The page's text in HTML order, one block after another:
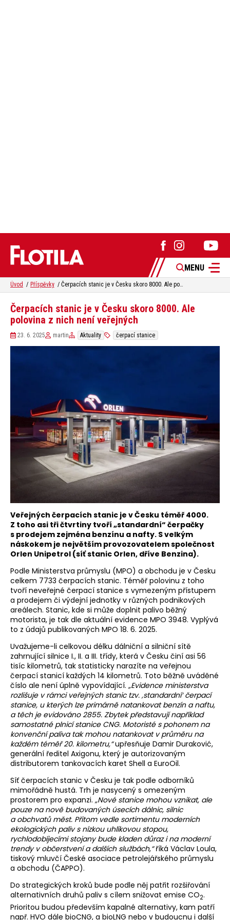
MENU
Úvod Příspěvky Čerpacích stanic je v Česku skoro 8000. Ale polovina z nich není veřejných
Čerpacích stanic je v Česku skoro 8000. Ale
polovina z nich není veřejných
23. 6. 2025 martin Aktuality čerpací stanice
Veřejných čerpacích stanic je v Česku téměř 4000.
Z toho asi tři čtvrtiny tvoří „standardní“ čerpačky
s prodejem zejména benzínu a nafty. S velkým
náskokem je největším provozovatelem společnost
Orlen Unipetrol (síť stanic Orlen, dříve Benzina).
Podle Ministerstva průmyslu (MPO) a obchodu je v Česku
celkem 7733 čerpacích stanic. Téměř polovinu z toho
tvoří neveřejné čerpací stanice s vymezeným přístupem
a prodejem či výdejní jednotky v různých podnikových
areálech. Stanic, kde si může doplnit palivo běžný
motorista, je tak dle aktuální evidence MPO 3948. Vyplývá
to z údajů publikovaných MPO 18. 6. 2025.
Uvažujeme-li celkovou délku dálniční a silniční sítě
zahrnující silnice I., II. a III. třídy, která v Česku činí asi 56
tisíc kilometrů, tak statisticky narazíte na veřejnou
čerpací stanicí každých 14 kilometrů. Toto běžně uváděné
číslo ale není úplně vypovídající. „Evidence ministerstva
rozlišuje v rámci veřejných stanic tzv. ‚standardní‘ čerpací
stanice, u kterých lze primárně natankovat benzín a naftu,
a těch je evidováno 2855. Zbytek představují například
samostatné plnicí stanice CNG. Motoristé s pohonem na
konvenční paliva tak mohou natankovat v průměru na
každém téměř 20. kilometru,“upřesňuje Damir Duraković,
generální ředitel Axigonu, který je autorizovaným
distributorem tankovacích karet Shell a EuroOil.
Síť čerpacích stanic v Česku je tak podle odborníků
mimořádně hustá. Trh je nasycený s omezeným
prostorem pro expanzi. „Nové stanice mohou vznikat, ale
pouze na nově budovaných úsecích dálnic, silnic
a obchvatů měst. Přitom vedle sortimentu moderních
ekologických paliv s nízkou uhlíkovou stopou,
rychlodobíjecími stojany bude kladen důraz i na moderní
trendy v občerstvení a dalších službách,“říká Václav Loula,
tiskový mluvčí České asociace petrolejářského průmyslu
a obchodu (ČAPPO).
Do strategických kroků bude podle něj patřit rozšiřování
alternativních druhů paliv s cílem snižovat emise CO2.
Prioritou budou především kapalné alternativy, kam patří
např. HVO dále bioCNG, a bioLNG nebo v budoucnu i další